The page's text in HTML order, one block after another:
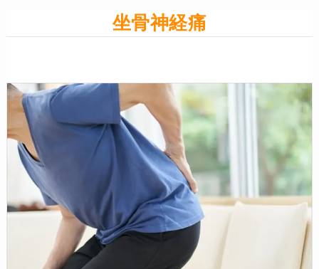
坐骨神経痛